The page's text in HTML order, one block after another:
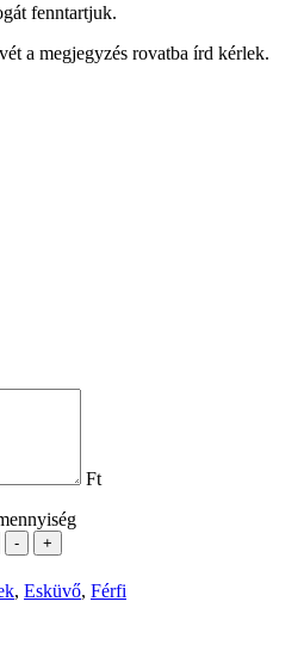
fenntartjuk.
a megjegyzés rovatba írd kérlek.
Ft
-
+
, Esküvő, Férfi